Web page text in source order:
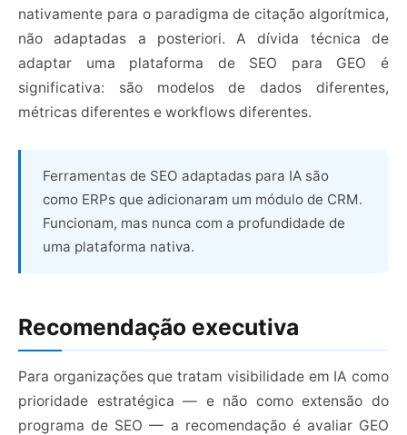
nativamente para o paradigma de citação algorítmica,
não adaptadas a posteriori. A dívida técnica de
adaptar uma plataforma de SEO para GEO é
significativa: são modelos de dados diferentes,
métricas diferentes e workflows diferentes.
Ferramentas de SEO adaptadas para IA são
como ERPs que adicionaram um módulo de CRM.
Funcionam, mas nunca com a profundidade de
uma plataforma nativa.
Recomendação executiva
Para organizações que tratam visibilidade em IA como
prioridade estratégica — e não como extensão do
programa de SEO — a recomendação é avaliar GEO